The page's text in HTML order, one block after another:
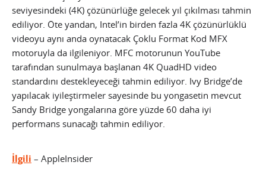
seviyesindeki (4K) çözünürlüğe gelecek yıl çıkılması tahmin
ediliyor. Öte yandan, Intel’in birden fazla 4K çözünürlüklü
videoyu aynı anda oynatacak Çoklu Format Kod MFX
motoruyla da ilgileniyor. MFC motorunun YouTube
tarafından sunulmaya başlanan 4K QuadHD video
standardını destekleyeceği tahmin ediliyor. Ivy Bridge’de
yapılacak iyileştirmeler sayesinde bu yongasetin mevcut
Sandy Bridge yongalarına göre yüzde 60 daha iyi
performans sunacağı tahmin ediliyor.
İlgili – AppleInsider